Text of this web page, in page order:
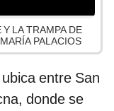
LA TRAMPA DE
PALACIOS
entre San
donde se